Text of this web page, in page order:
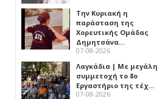
Την Κυριακή η
παράσταση της
Χορευτικής Ομάδας
Δημητσάνα…
07-08-2026
Λαγκάδια | Με μεγάλη
συμμετοχή το 8ο
Εργαστήριο της τέχ…
07-08-2026